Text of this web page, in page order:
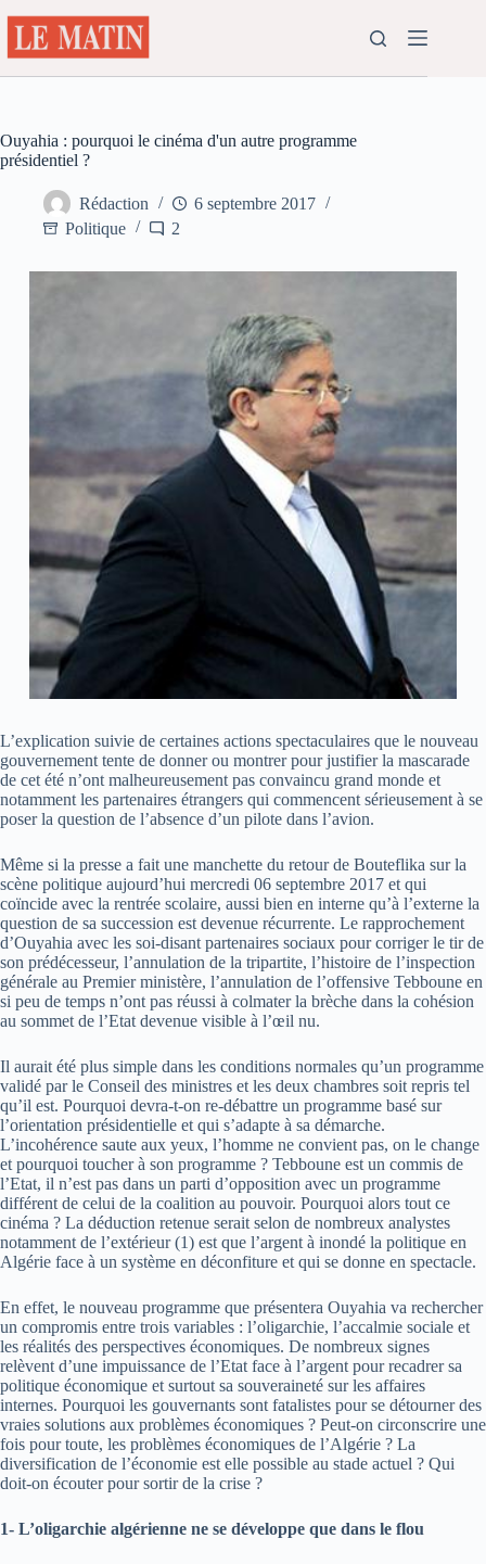
au
contenu
Ouyahia : pourquoi le cinéma d'un autre programme
présidentiel ?
Rédaction
6 septembre 2017
Politique
2
L’explication suivie de certaines actions spectaculaires que le nouveau
gouvernement tente de donner ou montrer pour justifier la mascarade
de cet été n’ont malheureusement pas convaincu grand monde et
notamment les partenaires étrangers qui commencent sérieusement à se
poser la question de l’absence d’un pilote dans l’avion.
Même si la presse a fait une manchette du retour de Bouteflika sur la
scène politique aujourd’hui mercredi 06 septembre 2017 et qui
coïncide avec la rentrée scolaire, aussi bien en interne qu’à l’externe la
question de sa succession est devenue récurrente. Le rapprochement
d’Ouyahia avec les soi-disant partenaires sociaux pour corriger le tir de
son prédécesseur, l’annulation de la tripartite, l’histoire de l’inspection
générale au Premier ministère, l’annulation de l’offensive Tebboune en
si peu de temps n’ont pas réussi à colmater la brèche dans la cohésion
au sommet de l’Etat devenue visible à l’œil nu.
Il aurait été plus simple dans les conditions normales qu’un programme
validé par le Conseil des ministres et les deux chambres soit repris tel
qu’il est. Pourquoi devra-t-on re-débattre un programme basé sur
l’orientation présidentielle et qui s’adapte à sa démarche.
L’incohérence saute aux yeux, l’homme ne convient pas, on le change
et pourquoi toucher à son programme ? Tebboune est un commis de
l’Etat, il n’est pas dans un parti d’opposition avec un programme
différent de celui de la coalition au pouvoir. Pourquoi alors tout ce
cinéma ? La déduction retenue serait selon de nombreux analystes
notamment de l’extérieur (1) est que l’argent à inondé la politique en
Algérie face à un système en déconfiture et qui se donne en spectacle.
En effet, le nouveau programme que présentera Ouyahia va rechercher
un compromis entre trois variables : l’oligarchie, l’accalmie sociale et
les réalités des perspectives économiques. De nombreux signes
relèvent d’une impuissance de l’Etat face à l’argent pour recadrer sa
politique économique et surtout sa souveraineté sur les affaires
internes. Pourquoi les gouvernants sont fatalistes pour se détourner des
vraies solutions aux problèmes économiques ? Peut-on circonscrire une
fois pour toute, les problèmes économiques de l’Algérie ? La
diversification de l’économie est elle possible au stade actuel ? Qui
doit-on écouter pour sortir de la crise ?
1- L’oligarchie algérienne ne se développe que dans le flou